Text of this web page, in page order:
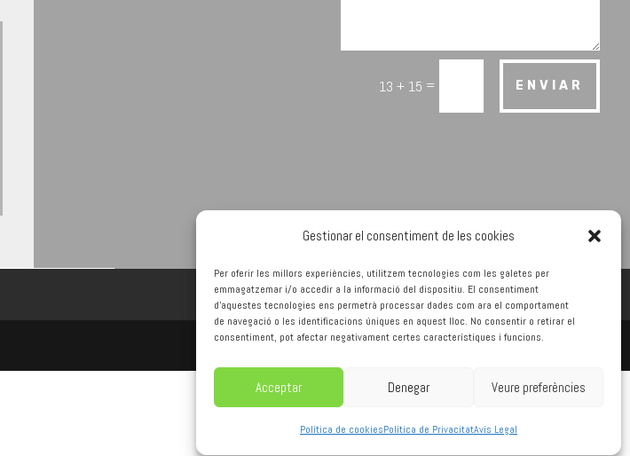
Gestionar el consentiment de les cookies
Per oferir les millors experiències, utilitzem tecnologies com les galetes per
emmagatzemar i/o accedir a la informació del dispositiu. El consentiment
d'aquestes tecnologies ens permetrà processar dades com ara el comportament
de navegació o les identificacions úniques en aquest lloc. No consentir o retirar el
consentiment, pot afectar negativament certes característiques i funcions.
Acceptar Denegar Veure preferències
Política de cookiesPolítica de PrivacitatAvís Legal
13 + 15 = ENVIAR